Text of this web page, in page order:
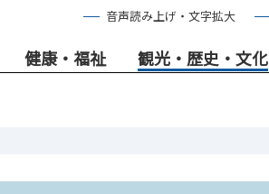
音声読み上げ・文字拡大
健康・福祉 観光・歴史・文化